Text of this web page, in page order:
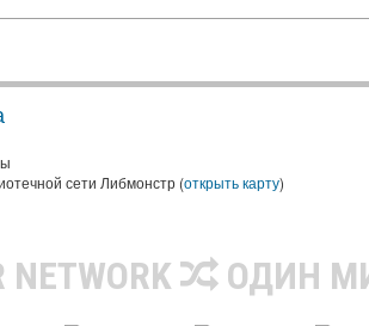
сети Либмонстр (открыть карту)
NETWORK ОДИН